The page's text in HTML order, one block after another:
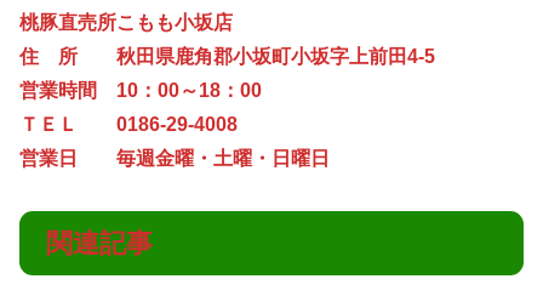
桃豚直売所こもも小坂店
住 所 秋田県鹿角郡小坂町小坂字上前田4-5
営業時間 10：00～18：00
ＴＥＬ 0186-29-4008
営業日 毎週金曜・土曜・日曜日
関連記事